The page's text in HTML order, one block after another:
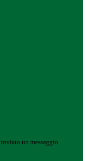
inviato un messaggio